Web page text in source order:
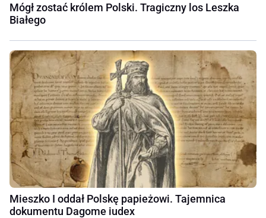
Mógł zostać królem Polski. Tragiczny los Leszka
Białego
Mieszko I oddał Polskę papieżowi. Tajemnica
dokumentu Dagome iudex